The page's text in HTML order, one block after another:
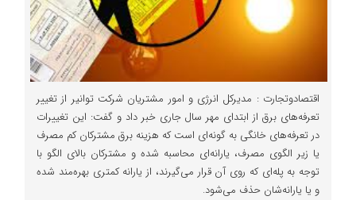
اقتصادوتجارت : مدیرکل انرژی و امور مشتریان شرکت توانیر از تغییر
تعرفه‌های برق از ابتدای مهر سال جاری خبر داد و گفت: این تغییرات
در تعرفه‌های خانگی به گونه‌ای است که هزینه برق مشترکان کم‌ مصرف
یا زیر الگوی مصرف، یارانه‌ای محاسبه شده و مشترکان بالای الگو با
توجه به پله‌ای که روی آن قرار می‌گیرند، از یارانه کمتری بهره‌مند شده
و یا یارانه‌شان حذف می‌شود.